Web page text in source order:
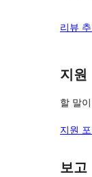
리뷰
지원
할 말
지원
보고